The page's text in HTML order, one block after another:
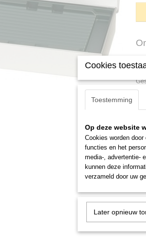
in
Cookies
Toestemming
Op deze website
Cookies worden
functies en het
media-, advertentie-
kunnen deze
verzameld door uw
Later opnieuw